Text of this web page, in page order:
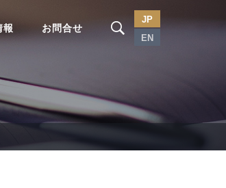
報 お問合せ
JP
EN